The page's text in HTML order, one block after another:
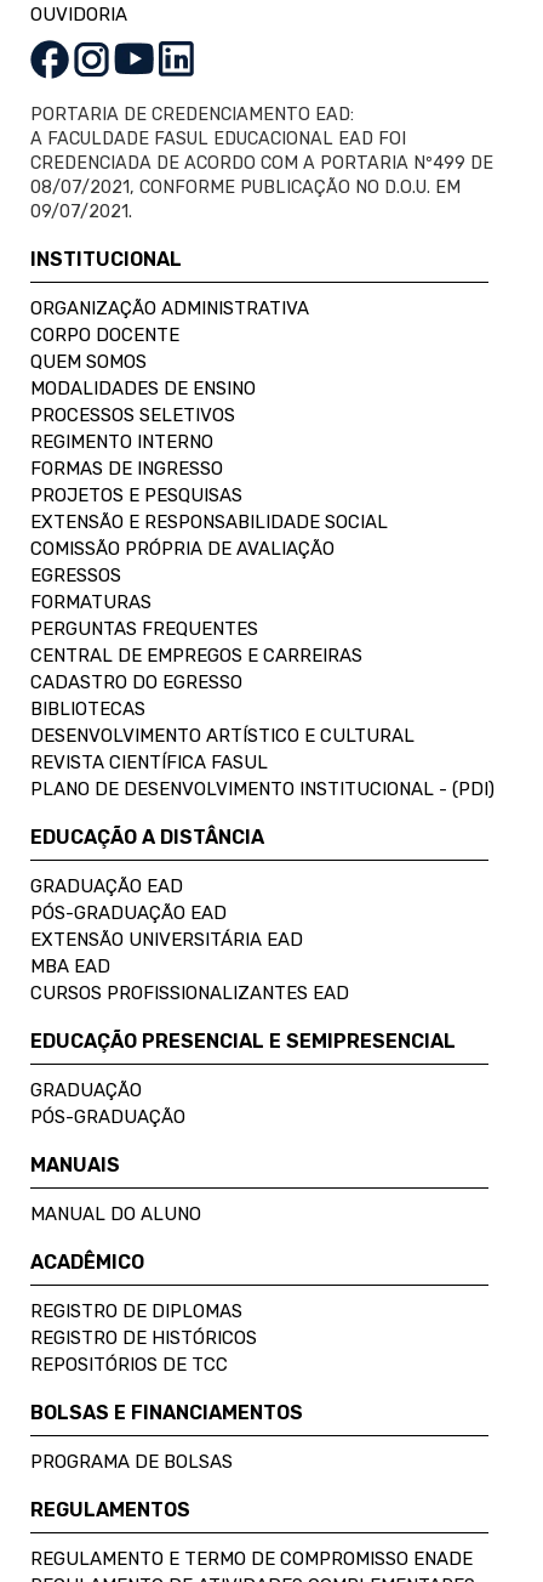
OUVIDORIA
PORTARIA DE CREDENCIAMENTO EAD:
A FACULDADE FASUL EDUCACIONAL EAD FOI
CREDENCIADA DE ACORDO COM A PORTARIA Nº499 DE
08/07/2021, CONFORME PUBLICAÇÃO NO D.O.U. EM
09/07/2021.
INSTITUCIONAL
ORGANIZAÇÃO ADMINISTRATIVA
CORPO DOCENTE
QUEM SOMOS
MODALIDADES DE ENSINO
PROCESSOS SELETIVOS
REGIMENTO INTERNO
FORMAS DE INGRESSO
PROJETOS E PESQUISAS
EXTENSÃO E RESPONSABILIDADE SOCIAL
COMISSÃO PRÓPRIA DE AVALIAÇÃO
EGRESSOS
FORMATURAS
PERGUNTAS FREQUENTES
CENTRAL DE EMPREGOS E CARREIRAS
CADASTRO DO EGRESSO
BIBLIOTECAS
DESENVOLVIMENTO ARTÍSTICO E CULTURAL
REVISTA CIENTÍFICA FASUL
PLANO DE DESENVOLVIMENTO INSTITUCIONAL - (PDI)
EDUCAÇÃO A DISTÂNCIA
GRADUAÇÃO EAD
PÓS-GRADUAÇÃO EAD
EXTENSÃO UNIVERSITÁRIA EAD
MBA EAD
CURSOS PROFISSIONALIZANTES EAD
EDUCAÇÃO PRESENCIAL E SEMIPRESENCIAL
GRADUAÇÃO
PÓS-GRADUAÇÃO
MANUAIS
MANUAL DO ALUNO
ACADÊMICO
REGISTRO DE DIPLOMAS
REGISTRO DE HISTÓRICOS
REPOSITÓRIOS DE TCC
BOLSAS E FINANCIAMENTOS
PROGRAMA DE BOLSAS
REGULAMENTOS
REGULAMENTO E TERMO DE COMPROMISSO ENADE